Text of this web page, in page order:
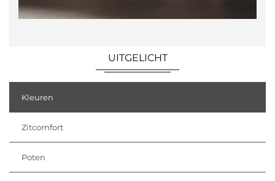
UITGELICHT
Kleuren
Zitcomfort
Poten